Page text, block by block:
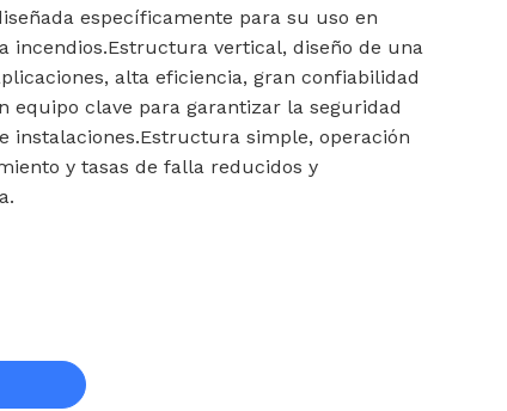
específicamente para su uso en
incendios.Estructura vertical, diseño de una
alta eficiencia, gran confiabilidad
equipo clave para garantizar la seguridad
instalaciones.Estructura simple, operación
y tasas de falla reducidos y